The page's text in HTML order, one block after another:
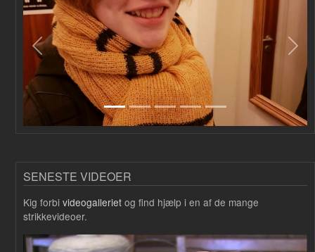
Forrige
SENESTE VIDEOER
Kig forbi videogalleriet og find hjælp i en af de mange
strikkevideoer.